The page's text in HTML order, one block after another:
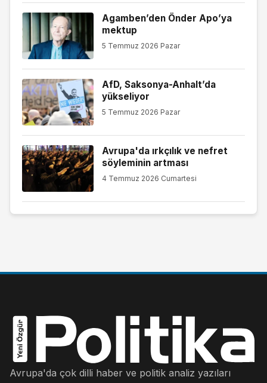
Agamben’den Önder Apo’ya
mektup
5 Temmuz 2026 Pazar
AfD, Saksonya-Anhalt’da
yükseliyor
5 Temmuz 2026 Pazar
Avrupa'da ırkçılık ve nefret
söyleminin artması
4 Temmuz 2026 Cumartesi
Avrupa'da çok dilli haber ve politik analiz yazıları